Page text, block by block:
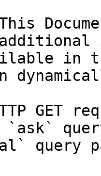
in
GET
`ask`
query